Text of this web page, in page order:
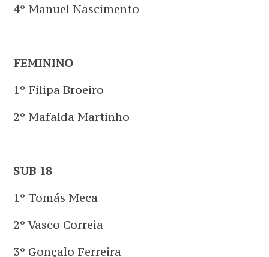
4º Manuel Nascimento
FEMININO
1º Filipa Broeiro
2º Mafalda Martinho
SUB 18
1º Tomás Meca
2º Vasco Correia
3º Gonçalo Ferreira